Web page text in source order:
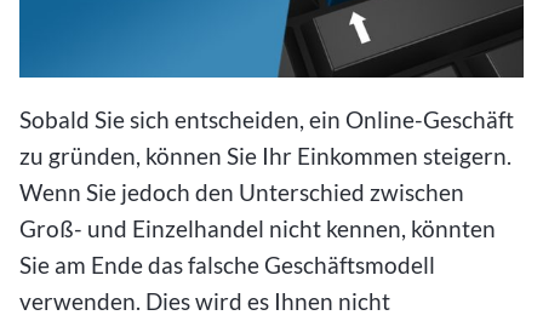
Sobald Sie sich entscheiden, ein Online-Geschäft
zu gründen, können Sie Ihr Einkommen steigern.
Wenn Sie jedoch den Unterschied zwischen
Groß- und Einzelhandel nicht kennen, könnten
Sie am Ende das falsche Geschäftsmodell
verwenden. Dies wird es Ihnen nicht